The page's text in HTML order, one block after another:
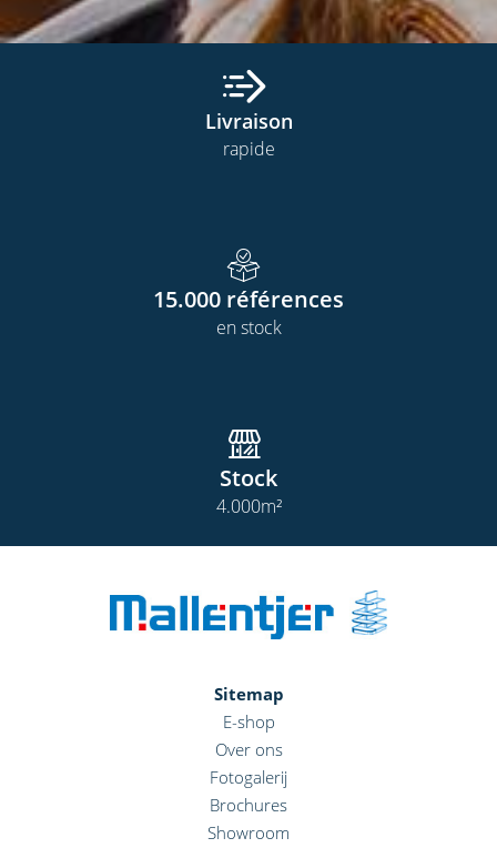
Livraison
rapide
15.000 références
en stock
Stock
4.000m²
Sitemap
E-shop
Over ons
Fotogalerij
Brochures
Showroom